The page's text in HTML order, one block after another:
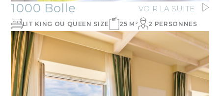
1000 Bolle VOIR LA SUITE
LIT KING OU QUEEN SIZE 25 M² 2 PERSONNES